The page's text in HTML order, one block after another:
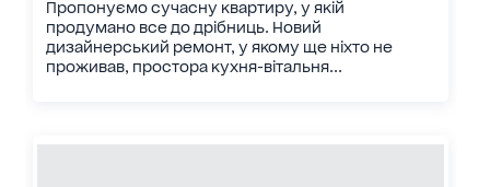
Пропонуємо сучасну квартиру, у якій
продумано все до дрібниць. Новий
дизайнерський ремонт, у якому ще ніхто не
проживав, простора кухня-вітальня...